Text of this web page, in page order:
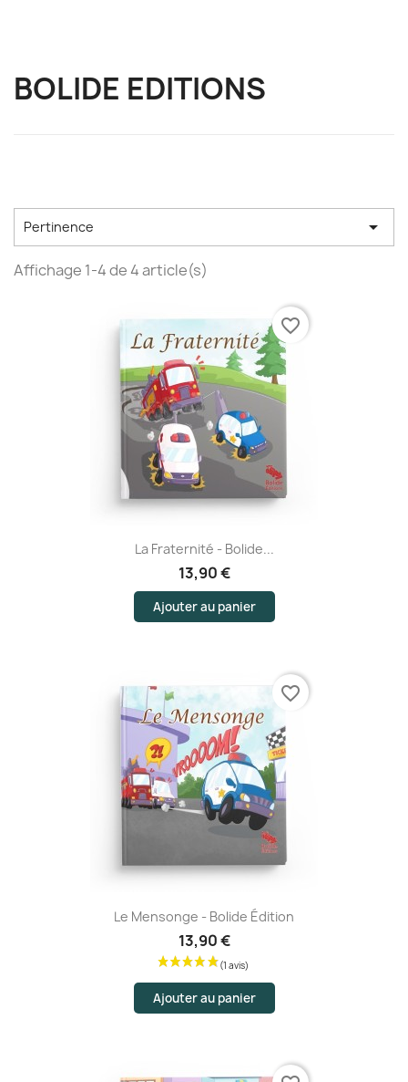
BOLIDE EDITIONS
Pertinence 
Affichage 1-4 de 4 article(s)
La Fraternité - Bolide...
13,90 €
Ajouter au panier
favorite_border
Le Mensonge - Bolide Édition
13,90 €
Ajouter au panier
favorite_border